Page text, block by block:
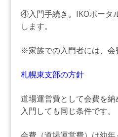
④入門手続き。IKOポータ
します。
※家族での入門者には、会
札幌東支部の方針
道場運営費として会費を
入門しても同じ条件です。